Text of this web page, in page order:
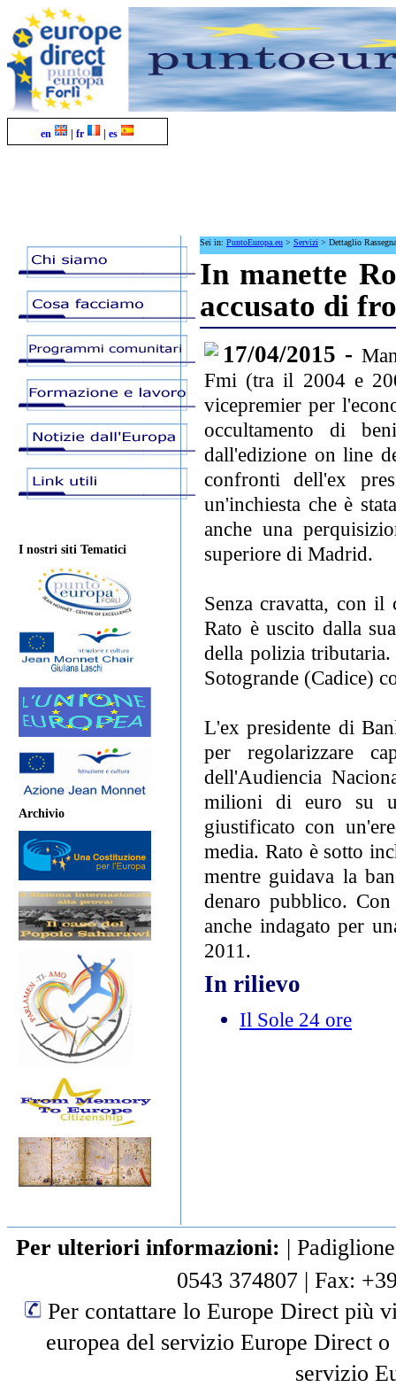
en | fr | es
I nostri siti Tematici
Archivio
Sei in: PuntoEuropa.eu > Servizi > Dettaglio
In manette
accusato di
17/04/2015 -
Fmi (tra il 2004 e
vicepremier per
occultamento di
dall'edizione on line
confronti dell'ex
un'inchiesta che è
anche una
superiore di Madrid.
Senza cravatta, con il
Rato è uscito dalla
della polizia
Sotogrande (Cadice)
L'ex presidente di
per regolarizzare
dell'Audiencia
milioni di euro su
giustificato con
media. Rato è sotto
mentre guidava la
denaro pubblico.
anche indagato per
2011.
In rilievo
Il Sole 24 ore
Per ulteriori informazioni: |
0543 374807 | Fax:
Per contattare lo Europe Direct più
europea del servizio Europe Direct
servizio